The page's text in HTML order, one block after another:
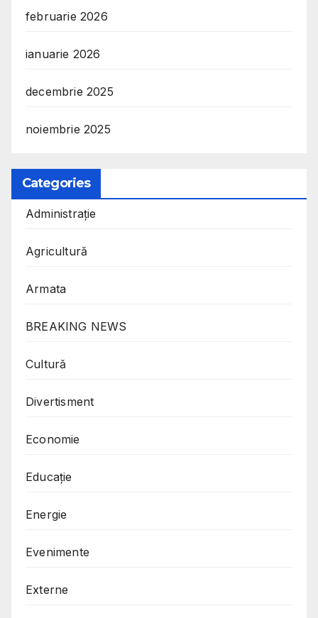
februarie 2026
ianuarie 2026
decembrie 2025
noiembrie 2025
Categories
Administrație
Agricultură
Armata
BREAKING NEWS
Cultură
Divertisment
Economie
Educație
Energie
Evenimente
Externe